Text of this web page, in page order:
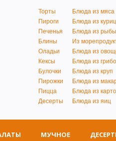
Торты
Пироги
Печенья
Блины
Оладьи
Кексы
Булочки
Пирожки
Пицца
Десерты
Блюда из мяса
Блюда из
Блюда из рыбы
Из
Блюда из
Блюда из
Блюда из круп
Блюда из
Блюда из
Блюда из яиц
МУЧНОЕ